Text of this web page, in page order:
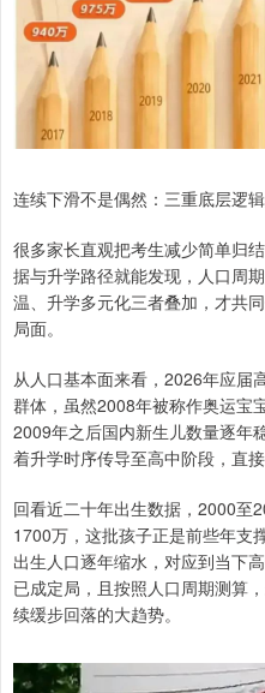
连续下滑不是偶然：三重底层逻
很多家长直观把考生减少简单归
据与升学路径就能发现，人口周
温、升学多元化三者叠加，才共
局面。
从人口基本面来看，2026年应届
群体，虽然2008年被称作奥运宝
2009年之后国内新生儿数量逐年
着升学时序传导至高中阶段，直接
回看近二十年出生数据，2000至
1700万，这批孩子正是前些年支
出生人口逐年缩水，对应到当下
已成定局，且按照人口周期测算
续缓步回落的大趋势。